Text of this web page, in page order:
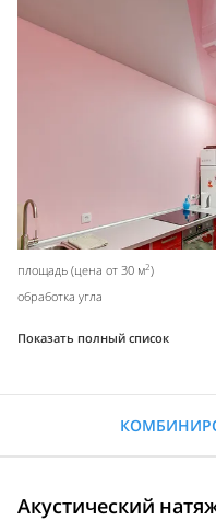
площадь (цена от 30 м2)
обработка угла
Показать полный список
Акустический